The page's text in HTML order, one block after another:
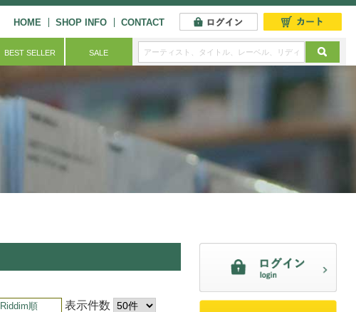
HOME SHOP INFO CONTACT
BEST SELLER SALE
Riddim順 表示件数